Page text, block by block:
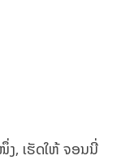
ງ, ເຮັດໃຫ້ ຈອນນີ່